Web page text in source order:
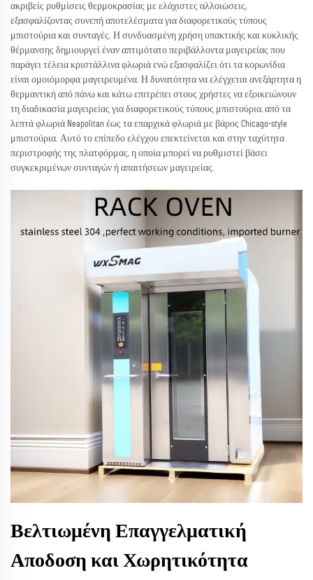
ακριβείς ρυθμίσεις θερμοκρασίας με ελάχιστες αλλοιώσεις,
εξασφαλίζοντας συνεπή αποτελέσματα για διαφορετικούς τύπους
μπιστούρια και συνταγές. Η συνδυασμένη χρήση υπακτικής και κυκλικής
θέρμανσης δημιουργεί έναν απτιμότατο περιβάλλοντα μαγειρείας που
παράγει τέλεια κριστάλλινα φλωριά ενώ εξασφαλίζει ότι τα κορωνίδια
είναι ομοιόμορφα μαγειρευμένα. Η δυνατότητα να ελέγχεται ανεξάρτητα η
θερμαντική από πάνω και κάτω επιτρέπει στους χρήστες να εξοικειώνουν
τη διαδικασία μαγειρείας για διαφορετικούς τύπους μπιστούρια, από τα
λεπτά φλωριά Neapolitan έως τα επαρχικά φλωριά με βάρος Chicago-style
μπιστούρια. Αυτό το επίπεδο ελέγχου επεκτείνεται και στην ταχύτητα
περιστροφής της πλατφόρμας, η οποία μπορεί να ρυθμιστεί βάσει
συγκεκριμένων συνταγών ή απαιτήσεων μαγειρείας.
Βελτιωμένη Επαγγελματική
Αποδοση και Χωρητικότητα